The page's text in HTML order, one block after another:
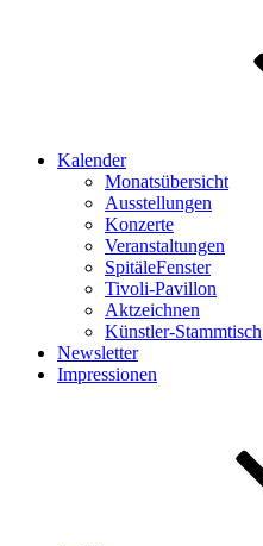
Kalender
Monatsübersicht
Ausstellungen
Konzerte
Veranstaltungen
SpitäleFenster
Tivoli-Pavillon
Aktzeichnen
Künstler-Stammtisch
Newsletter
Impressionen